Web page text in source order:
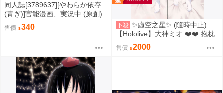
同人誌[3789637][やわらか依存
(青ぎ)]官能漫画、実況中 (原創)
售價 340 下殺 ✨虛空之星✨ (隨時中止)
【Hololive】大神ミオ ❤️❤️ 抱枕
套 160X50CM 2WAY [日本空運
來] 43515
售價 2000